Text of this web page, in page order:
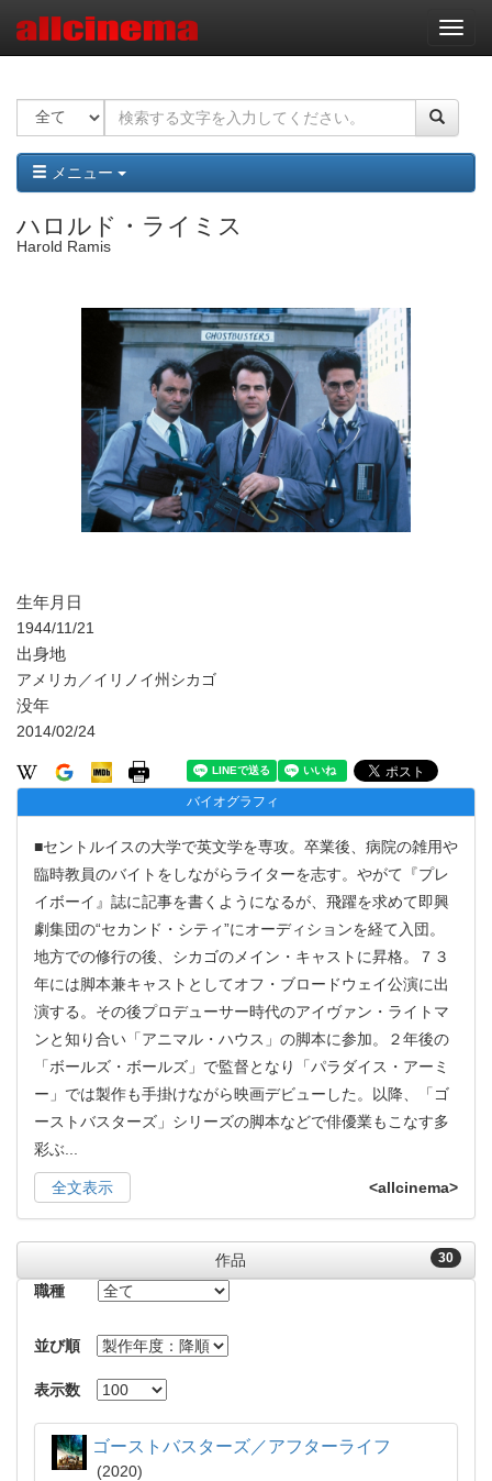
ナ
ビ
ー
ョ
ン
メニュー
ハロルド・ライミス
Harold Ramis
生年月日
1944/11/21
出身地
アメリカ／イリノイ州シカゴ
没年
2014/02/24
バイオグラフィ
■セントルイスの大学で英文学を専攻。卒業後、病院の雑用や
臨時教員のバイトをしながらライターを志す。やがて『プレ
イボーイ』誌に記事を書くようになるが、飛躍を求めて即興
劇集団の“セカンド・シティ”にオーディションを経て入団。
地方での修行の後、シカゴのメイン・キャストに昇格。７３
年には脚本兼キャストとしてオフ・ブロードウェイ公演に出
演する。その後プロデューサー時代のアイヴァン・ライトマ
ンと知り合い「アニマル・ハウス」の脚本に参加。２年後の
「ボールズ・ボールズ」で監督となり「パラダイス・アーミ
ー」では製作も手掛けながら映画デビューした。以降、「ゴ
ーストバスターズ」シリーズの脚本などで俳優業もこなす多
彩ぶ
全文表示 <allcinema>
30
作品
職種
並び順
表示数
ゴーストバスターズ／アフターライフ
2020